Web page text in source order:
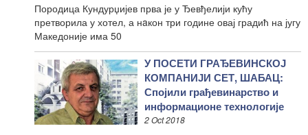
Породица Кундурџијев прва је у Ђевђелији кућу
претворила у хотел, а нaкон три године овај градић на југу
Македоније има 50
У ПОСЕТИ ГРАЂЕВИНСКОЈ
КОМПАНИЈИ СЕТ, ШАБАЦ:
Спојили грађевинарство и
информационе технологије
2 Oct 2018